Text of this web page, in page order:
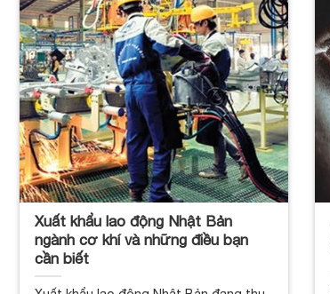
Xuất khẩu lao động Nhật Bản
ngành cơ khí và những điều bạn
cần biết